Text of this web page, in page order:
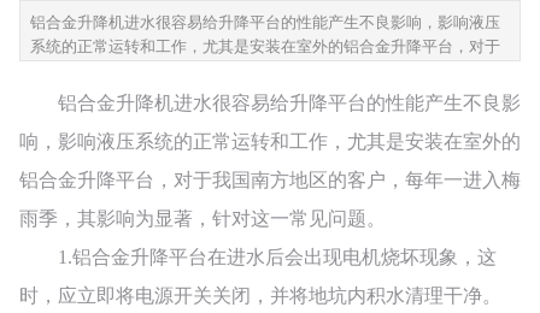
铝合金升降机进水很容易给升降平台的性能产生不良影响，影响液压
系统的正常运转和工作，尤其是安装在室外的铝合金升降平台，对于
常见问题。1.铝合金升...
铝合金升降机进水很容易给升降平台的性能产生不良影
响，影响液压系统的正常运转和工作，尤其是安装在室外的
铝合金升降平台，对于我国南方地区的客户，每年一进入梅
雨季，其影响为显著，针对这一常见问题。
1.铝合金升降平台在进水后会出现电机烧坏现象，这
时，应立即将电源开关关闭，并将地坑内积水清理干净。